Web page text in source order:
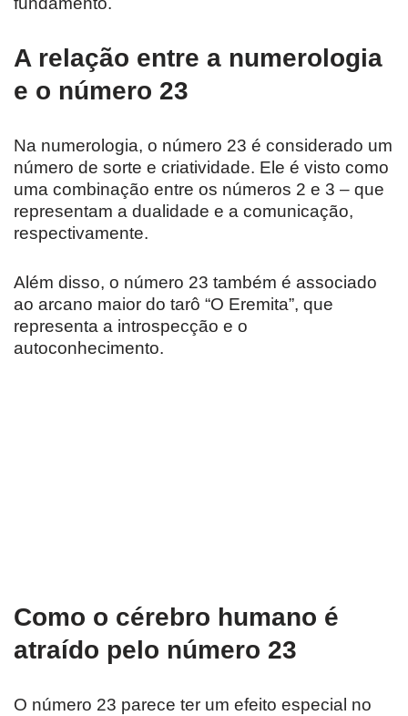
A relação entre a numerologia
e o número 23
Na numerologia, o número 23 é considerado um
número de sorte e criatividade. Ele é visto como
uma combinação entre os números 2 e 3 – que
representam a dualidade e a comunicação,
respectivamente.
Além disso, o número 23 também é associado
ao arcano maior do tarô “O Eremita”, que
representa a introspecção e o
autoconhecimento.
Como o cérebro humano é
atraído pelo número 23
O número 23 parece ter um efeito especial no